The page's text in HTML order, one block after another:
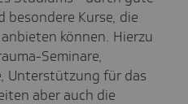
besondere Kurse, die
können. Hierzu
Seminare,
Unterstützung für das
aber auch die